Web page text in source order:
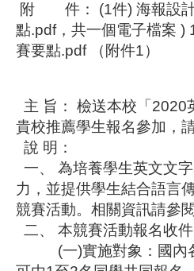
附 件： (1件) 海報設計
點.pdf，共一個電子檔案
賽要點.pdf （附件1）
主 旨： 檢送本校「2020
貴校推薦學生報名參加，
說 明：
一、 為培養學生英文文
力，並提供學生結合語言
競賽活動。相關資訊請參
二、 本競賽活動報名收
(一)實施對象：國內各